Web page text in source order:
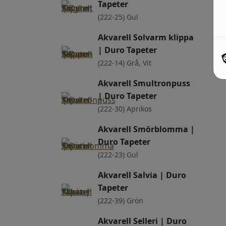
Tapeter
(222-25) Gul
Akvarell Solvarm klippa
| Duro Tapeter
(222-14) Grå, Vit
Akvarell Smultronpuss
| Duro Tapeter
(222-30) Aprikos
Akvarell Smörblomma |
Duro Tapeter
(222-23) Gul
Akvarell Salvia | Duro
Tapeter
(222-39) Grön
Akvarell Selleri | Duro